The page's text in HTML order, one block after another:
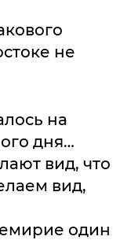
не
на
дня…
вид, что
вид,
один